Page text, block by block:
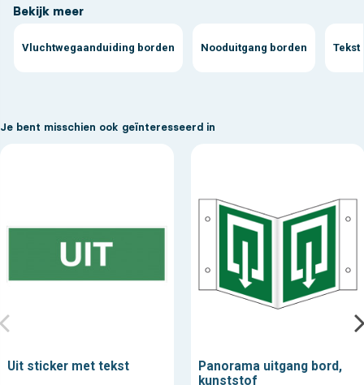
Bekijk meer
Vluchtwegaanduiding borden Nooduitgang borden Tekst
Je bent misschien ook geïnteresseerd in
Uit sticker met tekst
Panorama uitgang bord,
kunststof